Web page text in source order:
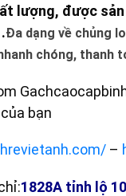
lượng, được
Đa dạng về chủng
chóng, thanh
của bạn
–
1828A tỉnh lộ